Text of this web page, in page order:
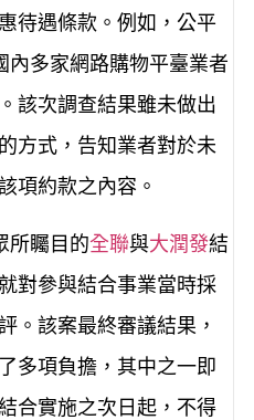
待遇條款。例如，公平
多家網路購物平臺業者
該次調查結果雖未做出
方式，告知業者對於未
項約款之內容。
所矚目的全聯與大潤發結
對參與結合事業當時採
。該案最終審議結果，
多項負擔，其中之一即
合實施之次日起，不得